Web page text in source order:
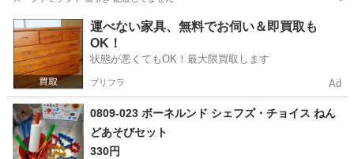
神奈川 厚木市 本厚木駅 テレビゲーム ドリーム
運べない家具、無料でお伺い＆即買取も
OK！
状態が悪くてもOK！最大限買取します
プリフラ Ad
0809-023 ボーネルンド シェフズ・チョイス ねん
どあそびセット
330円